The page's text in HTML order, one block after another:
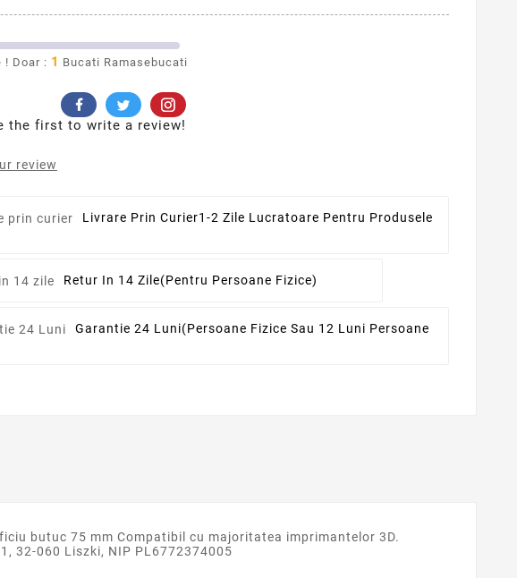
! Doar : 1 Bucati Ramasebucati
the first to write a review!
review
Livrare Prin Curier1-2 Zile Lucratoare Pentru Produsele
Retur In 14 Zile(pentru Persoane Fizice)
Garantie 24 Luni(persoane Fizice Sau 12 Luni Persoane
butuc 75 mm Compatibil cu majoritatea imprimantelor 3D.
32-060 Liszki, NIP PL6772374005